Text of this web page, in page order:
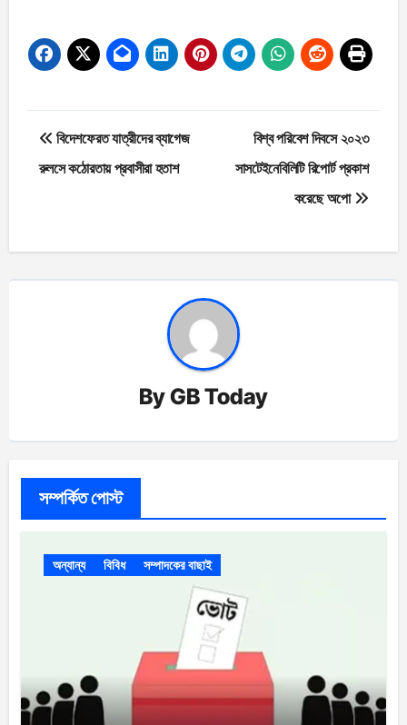
Post
navigation
বিদেশফেরত যাত্রীদের ব্যাগেজ
রুলসে কঠোরতায় প্রবাসীরা হতাশ
বিশ্ব পরিবেশ দিবসে ২০২৩
সাসটেইনেবিলিটি রিপোর্ট প্রকাশ
করেছে অপো
ByGB Today
সম্পর্কিত পোস্ট
অন্যান্য বিবিধ সম্পাদকের বাছাই